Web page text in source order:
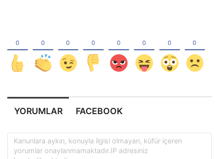
YORUMLAR FACEBOOK